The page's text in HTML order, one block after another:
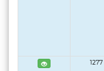
1277